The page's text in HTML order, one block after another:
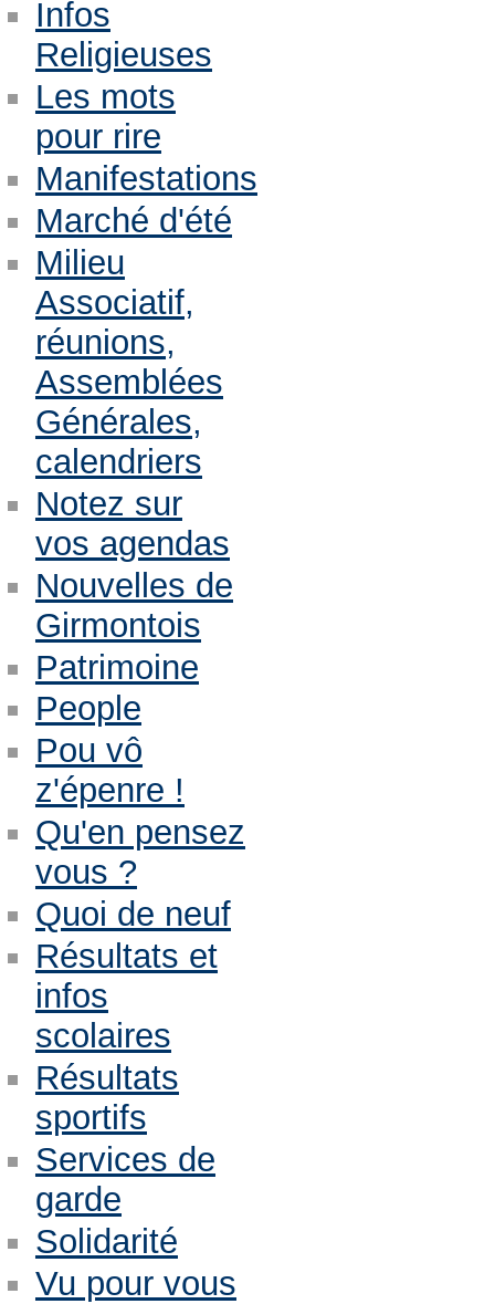
Infos
Religieuses
Les mots
pour rire
Manifestations
Marché d'été
Milieu
Associatif,
réunions,
Assemblées
Générales,
calendriers
Notez sur
vos agendas
Nouvelles de
Girmontois
Patrimoine
People
Pou vô
z'épenre !
Qu'en pensez
vous ?
Quoi de neuf
Résultats et
infos
scolaires
Résultats
sportifs
Services de
garde
Solidarité
Vu pour vous